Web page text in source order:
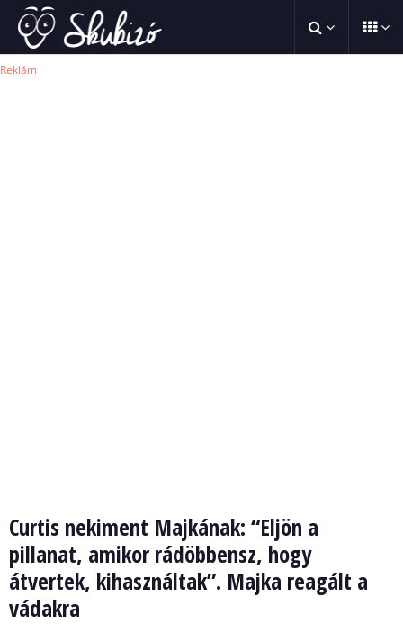
Reklám
Curtis nekiment Majkának: “Eljön a
pillanat, amikor rádöbbensz, hogy
átvertek, kihasználtak”. Majka reagált a
vádakra